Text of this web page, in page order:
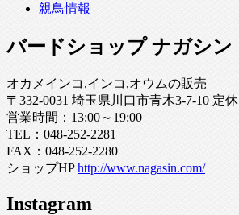
親鳥情報
バードショップ ナガシン
オカメインコ,インコ,オウムの販売
〒332-0031 埼玉県川口市青木3-7-10 定
営業時間：13:00～19:00
TEL：048-252-2281
FAX：048-252-2280
ショップHPhttp://www.nagasin.com/
Instagram